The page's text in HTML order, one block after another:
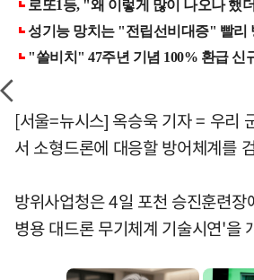
[서울=뉴시스] 옥승욱 기자 = 우리
서 소형드론에 대응할 방어체계를
방위사업청은 4일 포천 승진훈련
병용 대드론 무기체계 기술시연'을